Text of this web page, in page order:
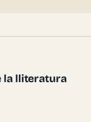
la lliteratura